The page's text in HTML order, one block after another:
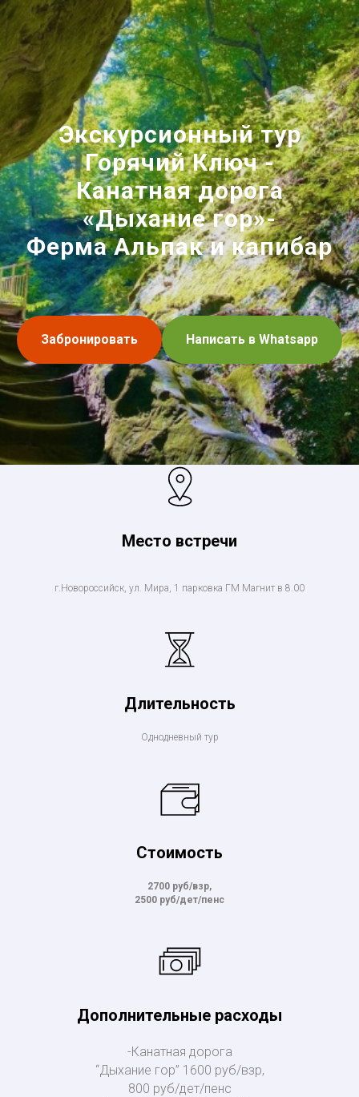
Экскурсионный тур
Горячий Ключ -
Канатная дорога
«Дыхание гор»-
Ферма Альпак и капибар
Забронировать Написать в Whatsapp
Место встречи
г.Новороссийск, ул. Мира, 1 парковка ГМ Магнит в 8.00
Длительность
Однодневный тур
Стоимость
2700 руб/взр,
2500 руб/дет/пенс
Дополнительные расходы
-Канатная дорога
“Дыхание гор” 1600 руб/взр,
800 руб/дет/пенс